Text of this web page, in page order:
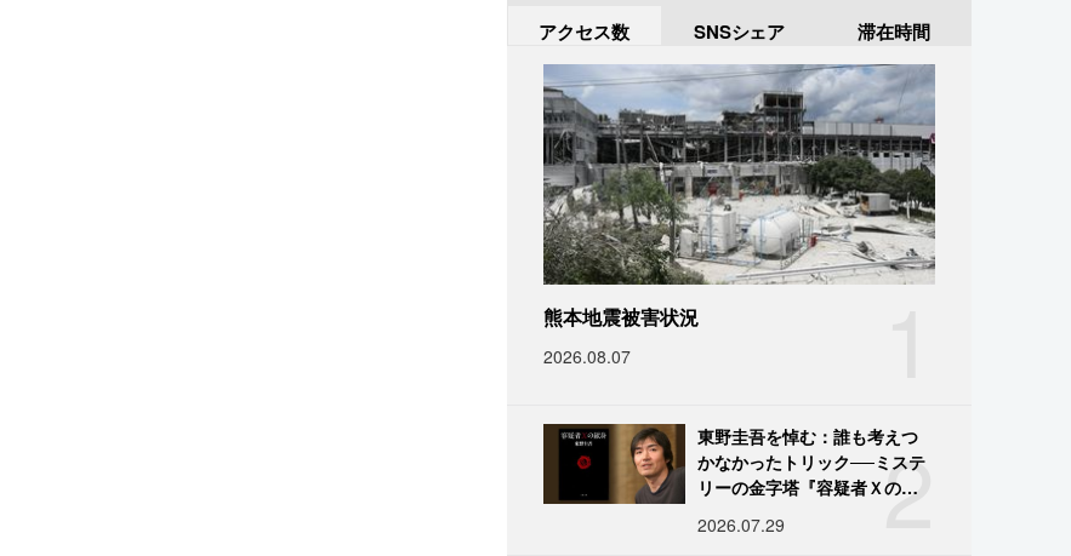
アクセス数 SNSシェア 滞在時間
熊本地震被害状況
2026.08.07
2
東野圭吾を悼む：誰も考えつ
かなかったトリック──ミステ
リーの金字塔『容疑者Ｘの献
2026.07.29